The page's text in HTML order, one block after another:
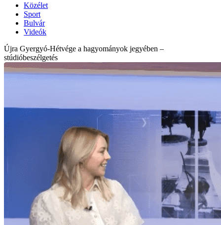
Közélet
Sport
Bulvár
Videók
Újra Gyergyó-Hétvége a hagyományok jegyében –
stúdióbeszélgetés